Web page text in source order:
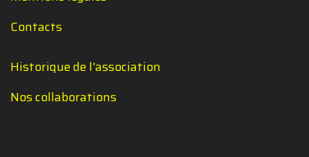
Contacts
Historique de l'association
Nos collaborations